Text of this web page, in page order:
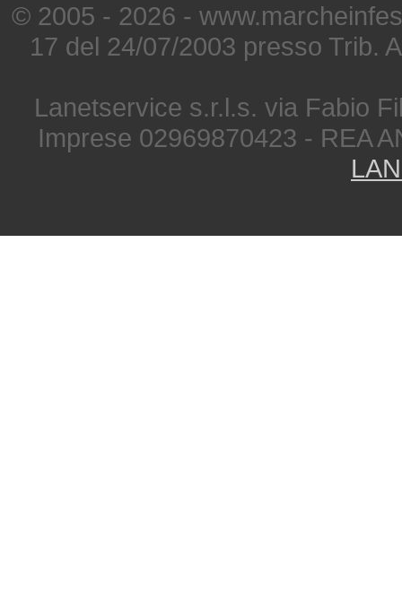
© 2005 - 2026 -
17 del 24/07/2003 presso Trib.
Lanetservice s.r.l.s. via Fabio
Imprese 02969870423 - REA